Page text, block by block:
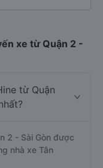
xe từ Quận 2 -
từ Quận
2 - Sài Gòn được
nhà xe Tân